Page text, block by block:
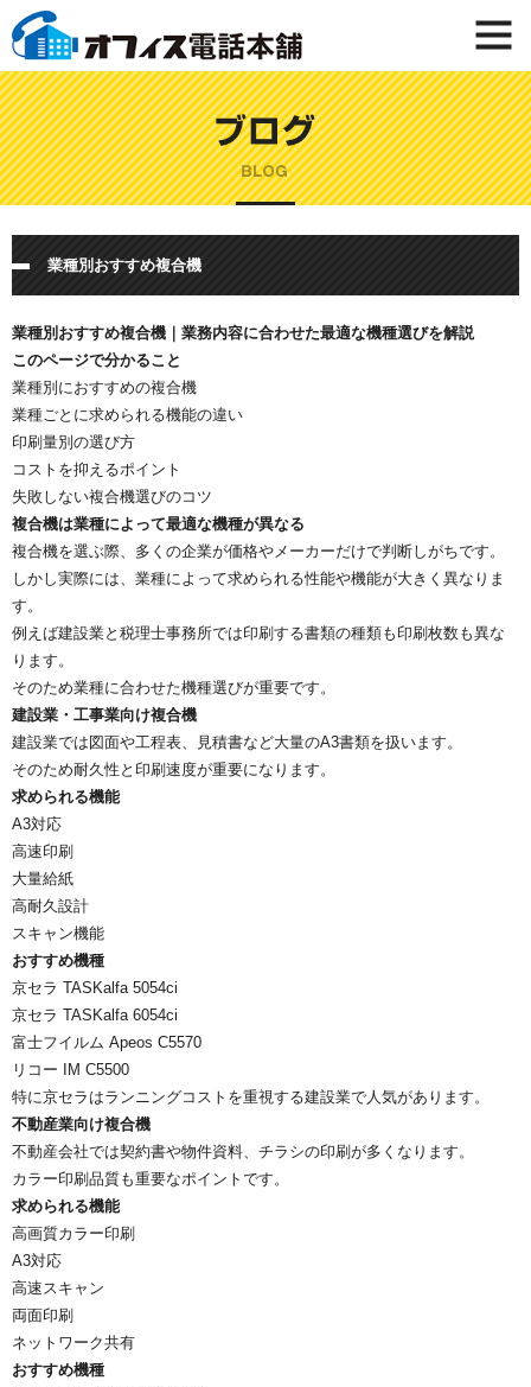
業種別おすすめ複合機
業種別おすすめ複合機｜業務内容に合わせた最適な機種選びを解説
このページで分かること
業種別におすすめの複合機
業種ごとに求められる機能の違い
印刷量別の選び方
コストを抑えるポイント
失敗しない複合機選びのコツ
複合機は業種によって最適な機種が異なる
複合機を選ぶ際、多くの企業が価格やメーカーだけで判断しがちです。
しかし実際には、業種によって求められる性能や機能が大きく異なりま
す。
例えば建設業と税理士事務所では印刷する書類の種類も印刷枚数も異な
ります。
そのため業種に合わせた機種選びが重要です。
建設業・工事業向け複合機
建設業では図面や工程表、見積書など大量のA3書類を扱います。
そのため耐久性と印刷速度が重要になります。
求められる機能
A3対応
高速印刷
大量給紙
高耐久設計
スキャン機能
おすすめ機種
京セラ TASKalfa 5054ci
京セラ TASKalfa 6054ci
富士フイルム Apeos C5570
リコー IM C5500
特に京セラはランニングコストを重視する建設業で人気があります。
不動産業向け複合機
不動産会社では契約書や物件資料、チラシの印刷が多くなります。
カラー印刷品質も重要なポイントです。
求められる機能
高画質カラー印刷
A3対応
高速スキャン
両面印刷
ネットワーク共有
おすすめ機種